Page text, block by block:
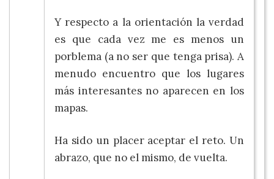
Y respecto a la orientación la verdad
es que cada vez me es menos un
porblema (a no ser que tenga prisa). A
menudo encuentro que los lugares
más interesantes no aparecen en los
mapas.
Ha sido un placer aceptar el reto. Un
abrazo, que no el mismo, de vuelta.